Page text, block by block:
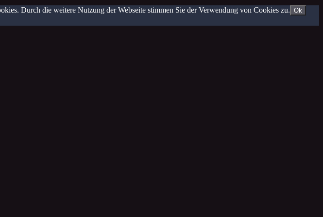
Durch die weitere Nutzung der Webseite stimmen Sie der Verwendung von Cookies zu. Ok